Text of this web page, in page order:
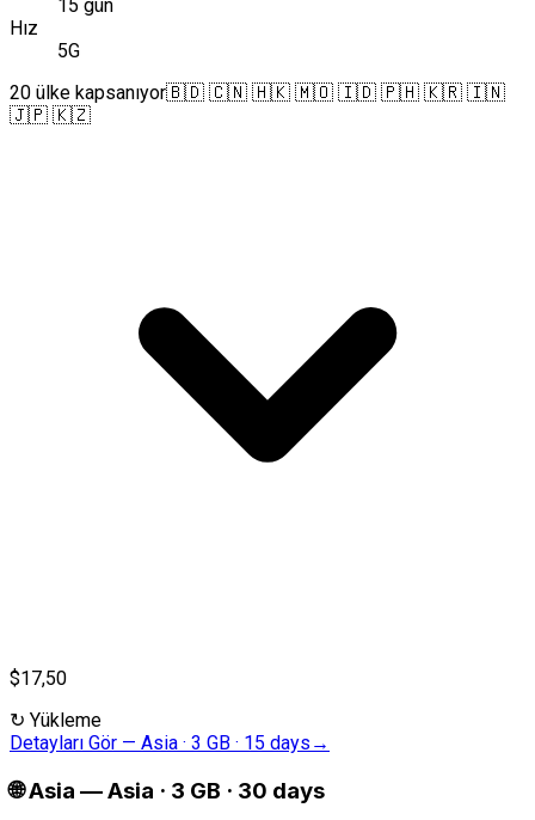
15 gün
Hız
5G
20 ülke kapsanıyor🇧🇩 🇨🇳 🇭🇰 🇲🇴 🇮🇩 🇵🇭 🇰🇷 🇮🇳
🇯🇵 🇰🇿
$17,50
↻ Yükleme
Detayları Gör — Asia · 3 GB · 15 days →
🌐Asia —Asia · 3 GB · 30 days